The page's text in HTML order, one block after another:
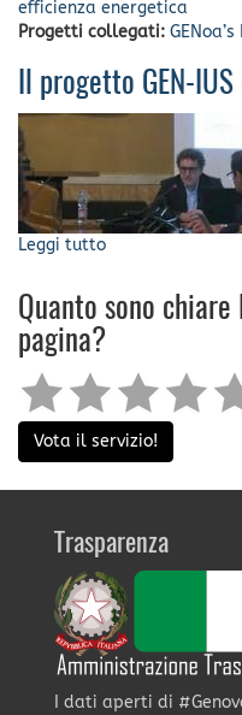
efficienza energetica
Progetti collegati:
Il progetto GEN-
Leggi tutto
progetto
GEN-
nel
vivo
Quanto sono
pagina?
Vota il servizio!
Trasparenza
I dati aperti di